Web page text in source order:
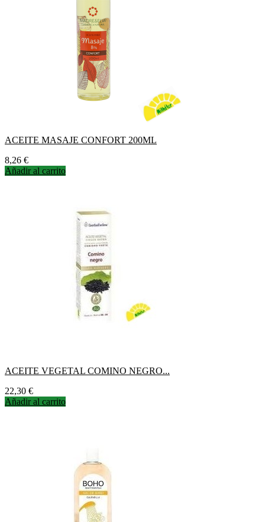
ACEITE MASAJE CONFORT 200ML
Precio
8,26 €
Añadir al carrito
ACEITE VEGETAL COMINO NEGRO...
Precio
22,30 €
Añadir al carrito